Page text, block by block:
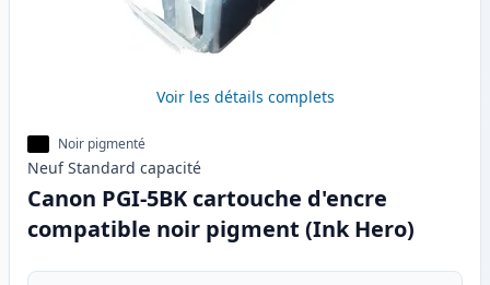
Voir les détails complets
Noir pigmenté
Neuf Standard capacité
Canon PGI-5BK cartouche d'encre
compatible noir pigment (Ink Hero)